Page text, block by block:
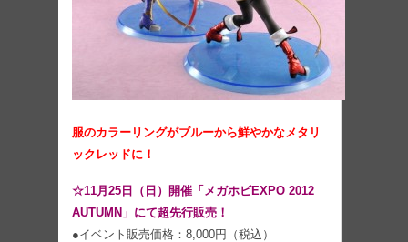
服のカラーリングがブルーから鮮やかなメタリ
ックレッドに！
☆11月25日（日）開催「メガホビEXPO 2012
AUTUMN」にて超先行販売！
●イベント販売価格：8,000円（税込）